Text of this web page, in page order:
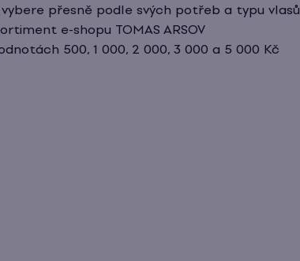
vybere přesně podle svých potřeb a typu vlasů
e-shopu TOMAS ARSOV
500, 1 000, 2 000, 3 000 a 5 000 Kč